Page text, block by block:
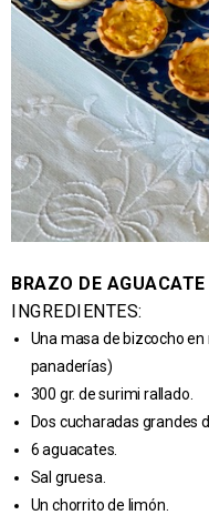
BRAZO DE
INGREDIENTES:
Una masa de bizcocho
panaderías)
300 gr. de surimi rallado.
Dos cucharadas grandes
6 aguacates.
Sal gruesa.
Un chorrito de limón.